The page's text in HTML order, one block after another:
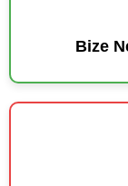
Bize